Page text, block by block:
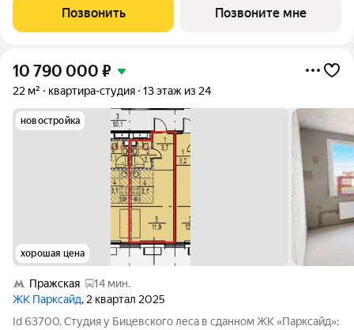
застройщика PIONEER. Площадь комнат: спальня 10,3 м кухня
Позвонить Позвоните мне
10 790 000 ₽
22 м² квартира-студия 13 этаж из 24
новостройка
хорошая цена
Пражская
14 мин.
ЖК Парксайд, 2 квартал 2025
Id 63700. Студия у Бицевского леса в сданном ЖК «Парксайд»: